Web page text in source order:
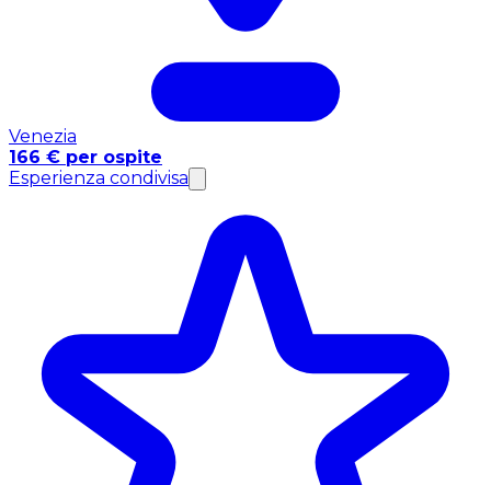
Venezia
166 € per ospite
Esperienza condivisa